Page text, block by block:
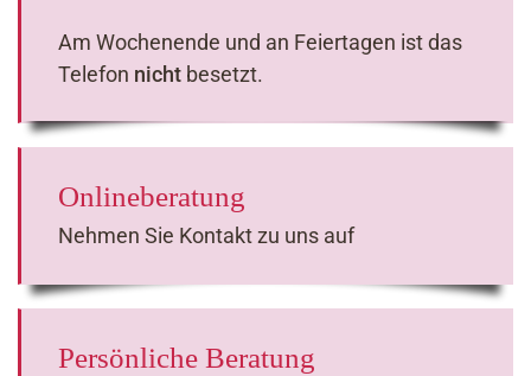
Am Wochenende und an Feiertagen ist das
Telefon nichtbesetzt.
Onlineberatung
Nehmen Sie Kontakt zu uns auf
Persönliche Beratung